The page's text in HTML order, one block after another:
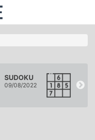
SUDOKU
09/08/2022 08/